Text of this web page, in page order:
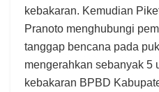
kebakaran. Kemudian
Pranoto menghubungi
tanggap bencana pada
mengerahkan sebanyak 5
kebakaran BPBD